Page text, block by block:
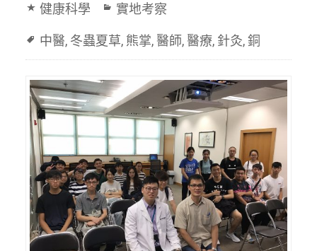
健康科學 實地考察
中醫, 冬蟲夏草, 熊掌, 醫師, 醫療, 針灸,銅